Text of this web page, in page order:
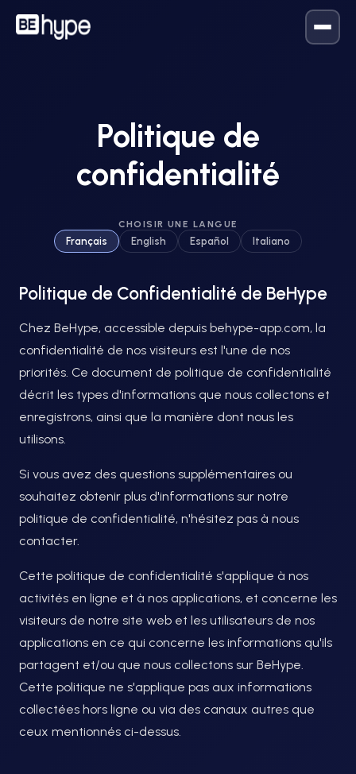
Politique de
confidentialité
CHOISIR UNE LANGUE
Français English Español Italiano
Politique de Confidentialité de BeHype
Chez BeHype, accessible depuis behype-app.com, la
confidentialité de nos visiteurs est l'une de nos
priorités. Ce document de politique de confidentialité
décrit les types d'informations que nous collectons et
enregistrons, ainsi que la manière dont nous les
utilisons.
Si vous avez des questions supplémentaires ou
souhaitez obtenir plus d'informations sur notre
politique de confidentialité, n'hésitez pas à nous
contacter.
Cette politique de confidentialité s'applique à nos
activités en ligne et à nos applications, et concerne les
visiteurs de notre site web et les utilisateurs de nos
applications en ce qui concerne les informations qu'ils
partagent et/ou que nous collectons sur BeHype.
Cette politique ne s'applique pas aux informations
collectées hors ligne ou via des canaux autres que
ceux mentionnés ci-dessus.